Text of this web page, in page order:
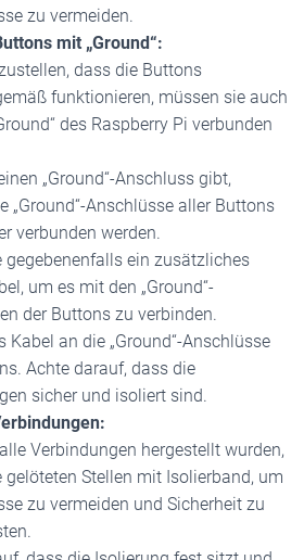
zu vermeiden.
mit „Ground“:
dass die Buttons
funktionieren, müssen sie auch
des Raspberry Pi verbunden
„Ground“-Anschluss gibt,
„Ground“-Anschlüsse aller Buttons
verbunden werden.
gegebenenfalls ein zusätzliches
um es mit den „Ground“-
der Buttons zu verbinden.
Kabel an die „Ground“-Anschlüsse
Achte darauf, dass die
sicher und isoliert sind.
Verbindungen hergestellt wurden,
gelöteten Stellen mit Isolierband, um
zu vermeiden und Sicherheit zu